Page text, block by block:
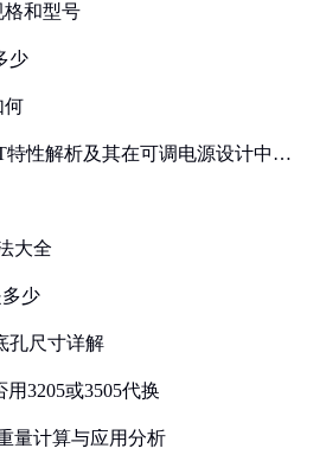
格和型号
少
何
特性解析及其在可调电源设计中的
大全
少
孔尺寸详解
3205或3505代换
量计算与应用分析